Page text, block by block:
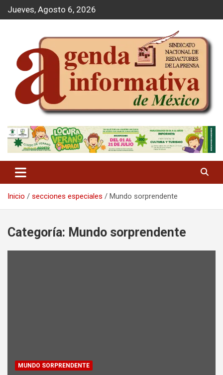
d
Jueves, Agosto 6, 2026
Agenda Informativa
Inicio secciones especiales Mundo sorprendente
Categoría: Mundo sorprendente
MUNDO SORPRENDENTE